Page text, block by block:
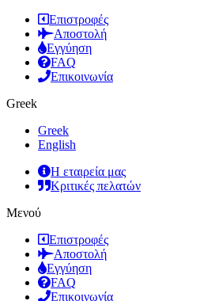
Επιστροφές
Αποστολή
Εγγύηση
FAQ
Επικοινωνία
Greek
Greek
English
Η εταιρεία μας
Κριτικές πελατών
Μενού
Επιστροφές
Αποστολή
Εγγύηση
FAQ
Επικοινωνία